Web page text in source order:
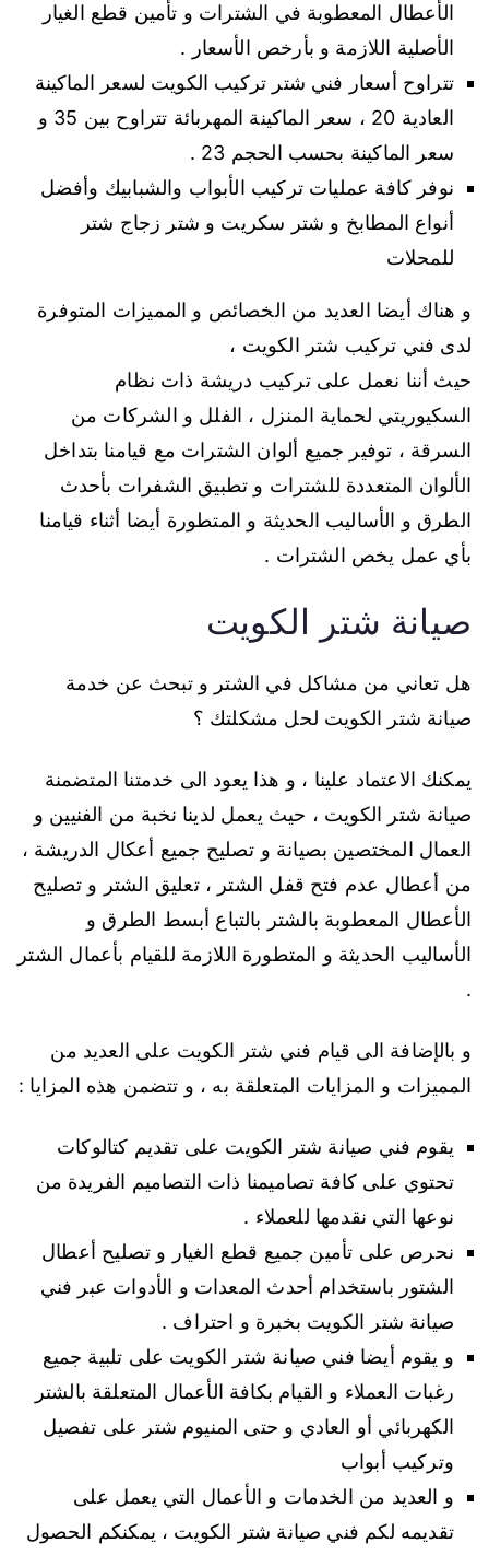
الأعطال المعطوبة في الشترات و تأمين قطع الغيار
الأصلية اللازمة و بأرخص الأسعار .
تتراوح أسعار فني شتر تركيب الكويت لسعر الماكينة
العادية 20 ، سعر الماكينة المهربائة تتراوح بين 35 و
سعر الماكينة بحسب الحجم 23 .
نوفر كافة عمليات تركيب الأبواب والشبابيك وأفضل
أنواع المطابخ و شتر سكريت و شتر زجاج شتر
للمحلات
و هناك أيضا العديد من الخصائص و المميزات المتوفرة
لدى فني تركيب شتر الكويت ،
حيث أننا نعمل على تركيب دريشة ذات نظام
السكيوريتي لحماية المنزل ، الفلل و الشركات من
السرقة ، توفير جميع ألوان الشترات مع قيامنا بتداخل
الألوان المتعددة للشترات و تطبيق الشفرات بأحدث
الطرق و الأساليب الحديثة و المتطورة أيضا أثناء قيامنا
بأي عمل يخص الشترات .
صيانة شتر الكويت
هل تعاني من مشاكل في الشتر و تبحث عن خدمة
صيانة شتر الكويت لحل مشكلتك ؟
يمكنك الاعتماد علينا ، و هذا يعود الى خدمتنا المتضمنة
صيانة شتر الكويت ، حيث يعمل لدينا نخبة من الفنيين و
العمال المختصين بصيانة و تصليح جميع أعكال الدريشة ،
من أعطال عدم فتح قفل الشتر ، تعليق الشتر و تصليح
الأعطال المعطوبة بالشتر بالتباع أبسط الطرق و
الأساليب الحديثة و المتطورة اللازمة للقيام بأعمال الشتر
.
و بالإضافة الى قيام فني شتر الكويت على العديد من
المميزات و المزايات المتعلقة به ، و تتضمن هذه المزايا :
يقوم فني صيانة شتر الكويت على تقديم كتالوكات
تحتوي على كافة تصاميمنا ذات التصاميم الفريدة من
نوعها التي نقدمها للعملاء .
نحرص على تأمين جميع قطع الغيار و تصليح أعطال
الشتور باستخدام أحدث المعدات و الأدوات عبر فني
صيانة شتر الكويت بخبرة و احتراف .
و يقوم أيضا فني صيانة شتر الكويت على تلبية جميع
رغبات العملاء و القيام بكافة الأعمال المتعلقة بالشتر
الكهربائي أو العادي و حتى المنيوم شتر على تفصيل
وتركيب أبواب
و العديد من الخدمات و الأعمال التي يعمل على
تقديمه لكم فني صيانة شتر الكويت ، يمكنكم الحصول